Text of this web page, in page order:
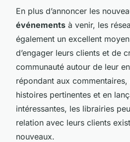
En plus d’annoncer les
événements à venir, les
également un excellent
d’engager leurs clients et de
communauté autour de leur
répondant aux
histoires pertinentes et en
intéressantes, les librairies
relation avec leurs clients
nouveaux.